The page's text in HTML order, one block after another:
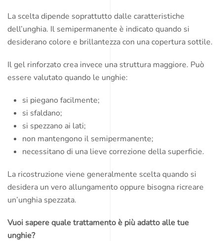
La scelta dipende soprattutto dalle caratteristiche
dell’unghia. Il semipermanente è indicato quando si
desiderano colore e brillantezza con una copertura sottile.
Il gel rinforzato crea invece una struttura maggiore. Può
essere valutato quando le unghie:
si piegano facilmente;
si sfaldano;
si spezzano ai lati;
non mantengono il semipermanente;
necessitano di una lieve correzione della superficie.
La ricostruzione viene generalmente scelta quando si
desidera un vero allungamento oppure bisogna ricreare
un’unghia spezzata.
Vuoi sapere quale trattamento è più adatto alle tue
unghie?